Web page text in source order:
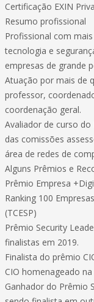
Certificação EXIN
Resumo profissional
Profissional com
tecnologia e
empresas de grande
Atuação por mais de
professor,
coordenação geral.
Avaliador de curso do
das comissões
área de redes de
Alguns Prêmios e
Prêmio Empresa
Ranking 100
(TCESP)
Prêmio Security
finalistas em 2019.
Finalista do prêmio
CIO homenageado
Ganhador do Prêmio